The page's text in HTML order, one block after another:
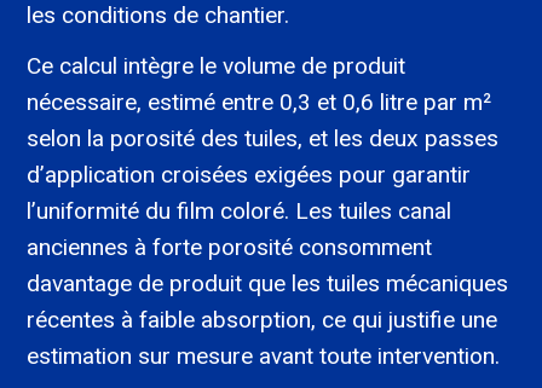
les conditions de chantier.
Ce calcul intègre le volume de produit
nécessaire, estimé entre 0,3 et 0,6 litre par m²
selon la porosité des tuiles, et les deux passes
d’application croisées exigées pour garantir
l’uniformité du film coloré. Les tuiles canal
anciennes à forte porosité consomment
davantage de produit que les tuiles mécaniques
récentes à faible absorption, ce qui justifie une
estimation sur mesure avant toute intervention.